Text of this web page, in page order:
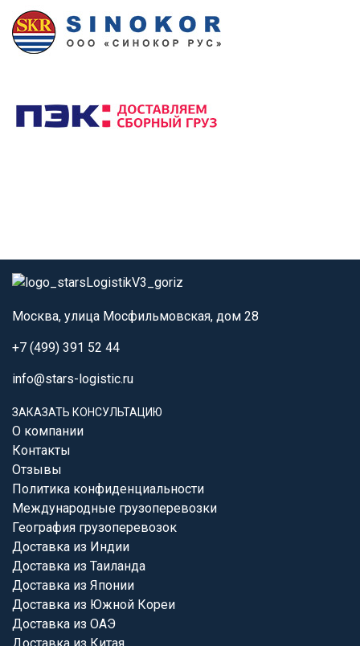
Москва, улица Мосфильмовская, дом 28
+7 (499) 391 52 44
info@stars-logistic.ru
ЗАКАЗАТЬ КОНСУЛЬТАЦИЮ
О компании
Контакты
Отзывы
Политика конфиденциальности
Международные грузоперевозки
География грузоперевозок
Доставка из Индии
Доставка из Таиланда
Доставка из Японии
Доставка из Южной Кореи
Доставка из ОАЭ